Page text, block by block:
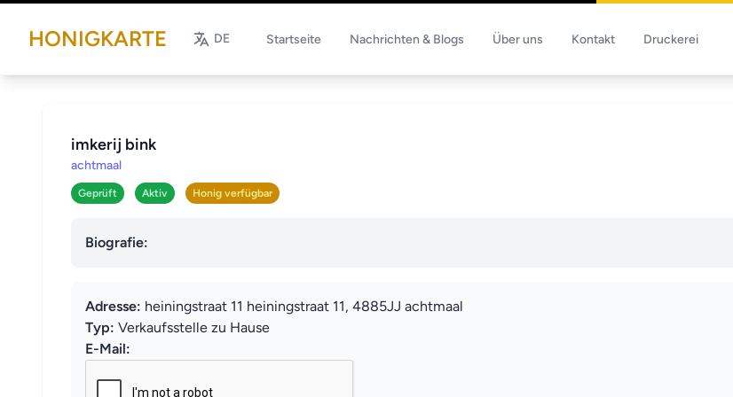
HONIGKARTE DE Startseite Nachrichten & Blogs Über uns Kontakt Druckerei
imkerij bink
achtmaal
Geprüft Aktiv Honig verfügbar
Biografie:
Adresse: heiningstraat 11 heiningstraat 11, 4885JJ achtmaal
Typ: Verkaufsstelle zu Hause
E-Mail: